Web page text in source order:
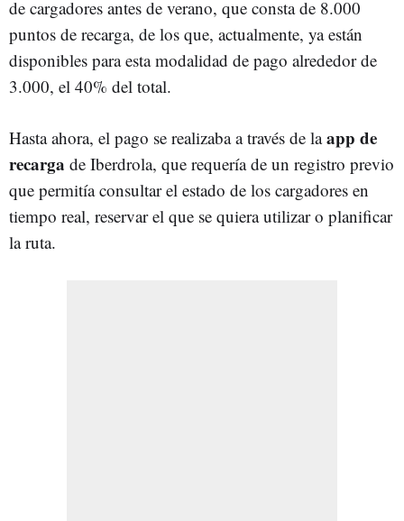
de cargadores antes de verano, que consta de 8.000
puntos de recarga, de los que, actualmente, ya están
disponibles para esta modalidad de pago alrededor de
3.000, el 40% del total.
Hasta ahora, el pago se realizaba a través de laapp de
recarga de Iberdrola, que requería de un registro previo
que permitía consultar el estado de los cargadores en
tiempo real, reservar el que se quiera utilizar o planificar
la ruta.